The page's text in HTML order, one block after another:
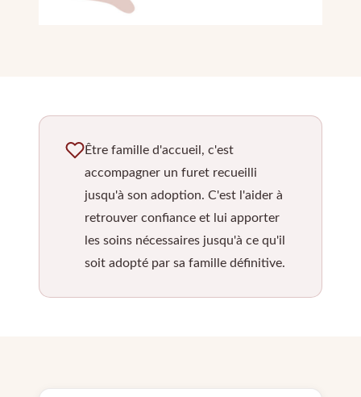
Être famille d'accueil, c'est
accompagner un furet recueilli
jusqu'à son adoption. C'est l'aider à
retrouver confiance et lui apporter
les soins nécessaires jusqu'à ce qu'il
soit adopté par sa famille définitive.